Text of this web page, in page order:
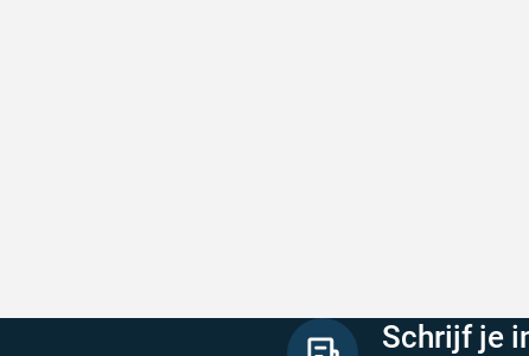
Schrijf je